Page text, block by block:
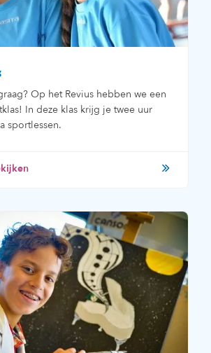
Op het Revius hebben we een
In deze klas krijg je twee uur
sportlessen.